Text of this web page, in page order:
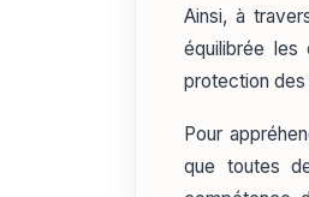
Ainsi, à
équilibrée
protection
Pour
que toutes